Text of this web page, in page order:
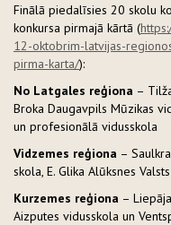
Finālā piedalīsies 20 skolu
konkursa pirmajā kārtā (
12-oktobrim-latvijas-
pirma-karta/):
No Latgales reģiona –
Broka Daugavpils Mūzikas
un profesionālā vidusskola
Vidzemes reģiona –
skola, E. Glika Alūksnes
Kurzemes reģiona –
Aizputes vidusskola un